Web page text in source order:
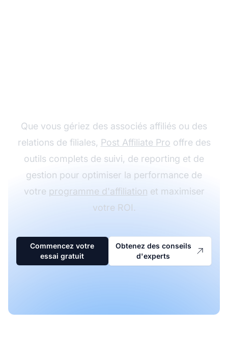
Que vous gériez des associés affiliés ou des
relations de filiales, Post Affiliate Pro offre des
outils complets de suivi, de reporting et de
gestion pour optimiser la performance de
votre programme d'affiliation et maximiser
votre ROI.
Commencez votre
essai gratuit
Obtenez des conseils
d'experts